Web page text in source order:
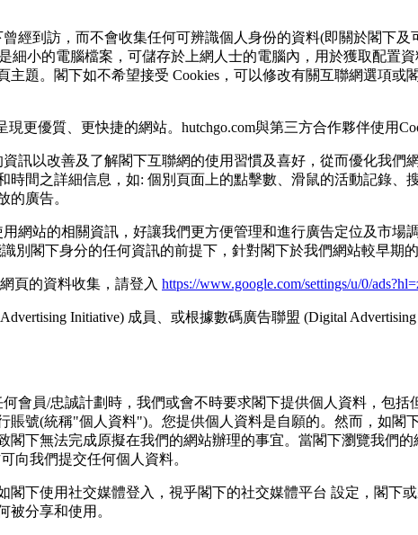
經到訪，⽽不會收集任何可辨識個⼈⾝份的資料(即關於閣下
細⼩的電腦檔案，可儲存於上網⼈⼠的電腦內，⽤於獲取配置
題。閣下如不希望接受 Cookies，可以修改有關互聯網選項
更優質、更快捷的網站。hutchgo.com與第三⽅合作夥伴使⽤
訊以改善及了解閣下互聯網的使⽤習慣及喜好，從⽽優化我們
間之詳細信息，如: 個別⾴⾯上的點擊數、滑鼠的活動記錄、
的廣告。
網站的相關資訊，好讓我們更⽅便管理和進⾏廣告定位及市
別閣下⾝分的任何資訊的前提下，針對閣下於我們網站較早期
⾴的資料收集，請登入 https://www.google.com/settings/u/0/
Initiative) 成員、或根據數碼廣告聯盟 (Digital
會員/忠誠計劃時，我們或會不時要求閣下提供個⼈資料，包括
號(統稱"個⼈資料")。您提供個人資料是自願的。然而，如閣
下無法完成原擬在我們的網站辦理的事宜。當閣下瀏覽我們
向我們提交任何個⼈資料。
下使用社交媒體登入，視乎閣下的社交媒體平台 設定，閣下
被分享和使用。